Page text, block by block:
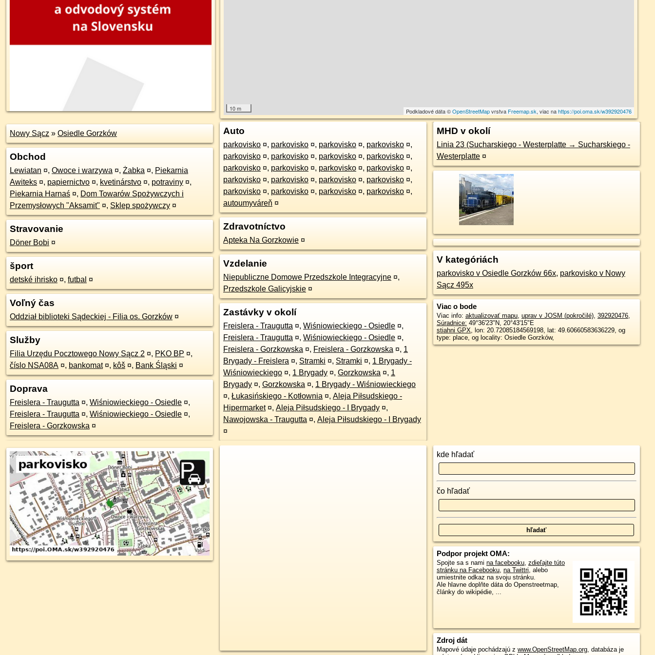
10 m Podkladové dáta ©OpenStreetMapvrstva Freemap.sk, viac nahttps://poi.oma.sk/w392920476
Nowy Sącz » Osiedle Gorzków
Obchod
Lewiatan ¤, Owoce i warzywa ¤, Żabka ¤, Piekarnia
Awiteks ¤, papiernictvo ¤, kvetinárstvo ¤, potraviny ¤,
Piekarnia Harnaś ¤, Dom Towarów Spożywczych i
Przemysłowych "Aksamit" ¤, Sklep spożywczy ¤
Stravovanie
Döner Bobi ¤
šport
detské ihrisko ¤, futbal ¤
Voľný čas
Oddział biblioteki Sądeckiej - Filia os. Gorzków ¤
Služby
Filia Urzędu Pocztowego Nowy Sącz 2 ¤, PKO BP ¤,
číslo NSA08A ¤, bankomat ¤, kôš ¤, Bank Śląski ¤
Doprava
Freislera - Traugutta ¤, Wiśniowieckiego - Osiedle ¤,
Freislera - Traugutta ¤, Wiśniowieckiego - Osiedle ¤,
Freislera - Gorzkowska ¤
Auto
parkovisko ¤, parkovisko ¤, parkovisko ¤, parkovisko ¤,
parkovisko ¤, parkovisko ¤, parkovisko ¤, parkovisko ¤,
parkovisko ¤, parkovisko ¤, parkovisko ¤, parkovisko ¤,
parkovisko ¤, parkovisko ¤, parkovisko ¤, parkovisko ¤,
parkovisko ¤, parkovisko ¤, parkovisko ¤, parkovisko ¤,
autoumyváreň ¤
Zdravotníctvo
Apteka Na Gorzkowie ¤
Vzdelanie
Niepubliczne Domowe Przedszkole Integracyjne ¤,
Przedszkole Galicyjskie ¤
Zastávky v okolí
Freislera - Traugutta ¤, Wiśniowieckiego - Osiedle ¤,
Freislera - Traugutta ¤, Wiśniowieckiego - Osiedle ¤,
Freislera - Gorzkowska ¤, Freislera - Gorzkowska ¤, 1
Brygady - Freislera ¤, Stramki ¤, Stramki ¤, 1 Brygady -
Wiśniowieckiego ¤, 1 Brygady ¤, Gorzkowska ¤, 1
Brygady ¤, Gorzkowska ¤, 1 Brygady - Wiśniowieckiego
¤, Łukasińskiego - Kotłownia ¤, Aleja Piłsudskiego -
Hipermarket ¤, Aleja Piłsudskiego - I Brygady ¤,
Nawojowska - Traugutta ¤, Aleja Piłsudskiego - I Brygady
¤
MHD v okolí
Linia 23 (Sucharskiego - Westerplatte → Sucharskiego -
Westerplatte ¤
V kategóriách
parkovisko v Osiedle Gorzków 66x, parkovisko v Nowy
Sącz 495x
Viac o bode
Viac info: aktualizovať mapu, uprav v JOSM (pokročilé), 392920476,
Súradnice: 49°36'23"N, 20°43'15"E
stiahni GPX, lon: 20.72085184569198, lat: 49.60660583636229, og
type: place, og locality: Osiedle Gorzków,
kde hľadať
čo hľadať
Podpor projekt OMA:
Spojte sa s nami na facebooku, zdieľajte túto
stránku na Facebooku, na Twittri, alebo
umiestnite odkaz na svoju stránku.
Ale hlavne doplňte dáta do Openstreetmap,
články do wikipédie, ...
Zdroj dát
Mapové údaje pochádzajú z www.OpenStreetMap.org, databáza je